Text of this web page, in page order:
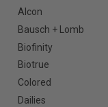
Alcon
Bausch + Lomb
Biofinity
Biotrue
Colored
Dailies